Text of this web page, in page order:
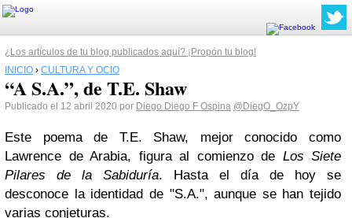
¿Los artículos de tu blog publicados aquí? ¡Propón tu blog!
INICIO › CULTURA Y OCIO
“A S.A.”, de T.E. Shaw
Publicado el 12 abril 2020 por Diego Diego F Ospina @DiegO_OzpY
Este poema de T.E. Shaw, mejor conocido como
Lawrence de Arabia, figura al comienzo de Los Siete
Pilares de la Sabiduría. Hasta el día de hoy se
desconoce la identidad de "S.A.", aunque se han tejido
varias conjeturas.